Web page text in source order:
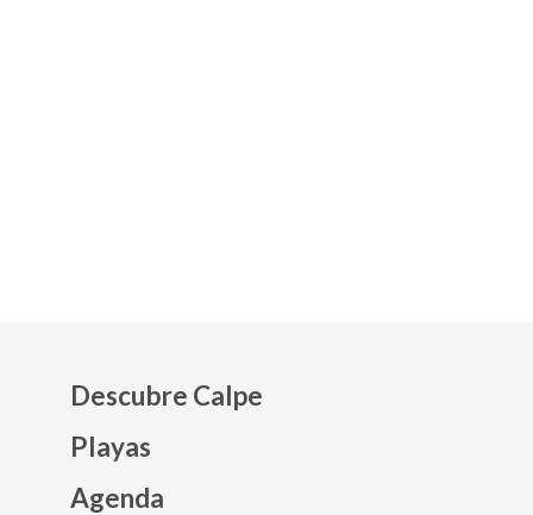
Descubre Calpe
Playas
Agenda